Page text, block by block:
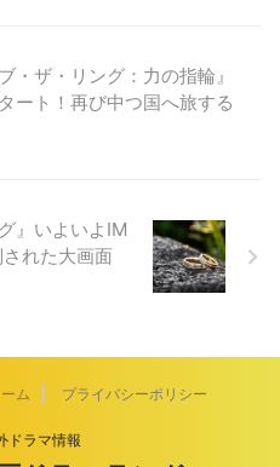
・ザ・リング：力の指輪』
ート！再び中つ国へ旅する
』いよいよIM
れた大画面
ム プライバシーポリシー
ドラマ情報